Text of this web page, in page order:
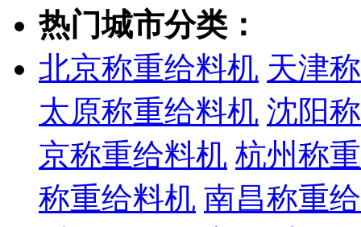
热门城市分类：
北京称重给料机 天津
太原称重给料机 沈阳
京称重给料机 杭州称
称重给料机 南昌称重